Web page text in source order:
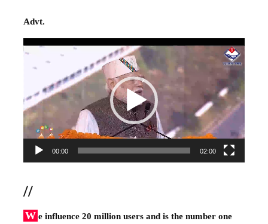
Advt.
Video
00:00 02:00
//
W e influence 20 million users and is the number one